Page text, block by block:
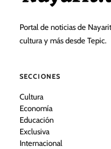
Portal de noticias de
cultura y más desde Tepic.
SECCIONES
Cultura
Economía
Educación
Exclusiva
Internacional